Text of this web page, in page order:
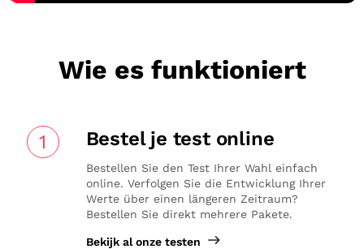
Wie es funktioniert
1 Bestel je test online
Bestellen Sie den Test Ihrer Wahl einfach
online. Verfolgen Sie die Entwicklung Ihrer
Werte über einen längeren Zeitraum?
Bestellen Sie direkt mehrere Pakete.
Bekijk al onze testen